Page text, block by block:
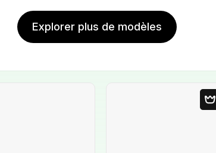
Explorer plus de modèles